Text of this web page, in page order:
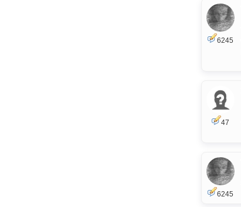
6245
47
6245